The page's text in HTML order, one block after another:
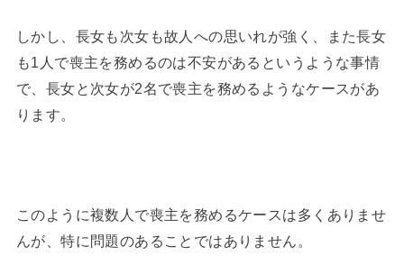
しかし、長女も次女も故人への思いれが強く、また長女
も1人で喪主を務めるのは不安があるというような事情
で、長女と次女が2名で喪主を務めるようなケースがあ
ります。
このように複数人で喪主を務めるケースは多くありませ
んが、特に問題のあることではありません。